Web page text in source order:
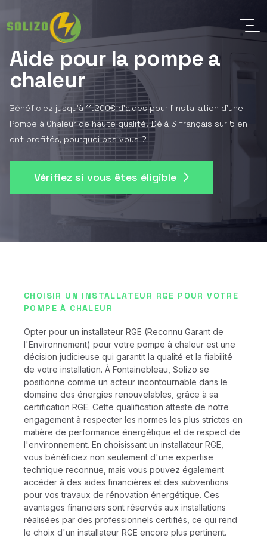
Aide pour la pompe a
chaleur
Bénéficiez jusqu'à 11.200€ d'aides pour l'installation d'une
Pompe à Chaleur de haute qualité. Déjà 3 français sur 5 en
ont profités, pourquoi pas vous ?
Vérifiez si vous êtes éligible
CHOISIR UN INSTALLATEUR RGE POUR VOTRE
POMPE À CHALEUR
Opter pour un installateur RGE (Reconnu Garant de
l'Environnement) pour votre pompe à chaleur est une
décision judicieuse qui garantit la qualité et la fiabilité
de votre installation. À Fontainebleau, Solizo se
positionne comme un acteur incontournable dans le
domaine des énergies renouvelables, grâce à sa
certification RGE. Cette qualification atteste de notre
engagement à respecter les normes les plus strictes en
matière de performance énergétique et de respect de
l'environnement. En choisissant un installateur RGE,
vous bénéficiez non seulement d'une expertise
technique reconnue, mais vous pouvez également
accéder à des aides financières et des subventions
pour vos travaux de rénovation énergétique. Ces
avantages financiers sont réservés aux installations
réalisées par des professionnels certifiés, ce qui rend
le choix d'un installateur RGE encore plus pertinent.